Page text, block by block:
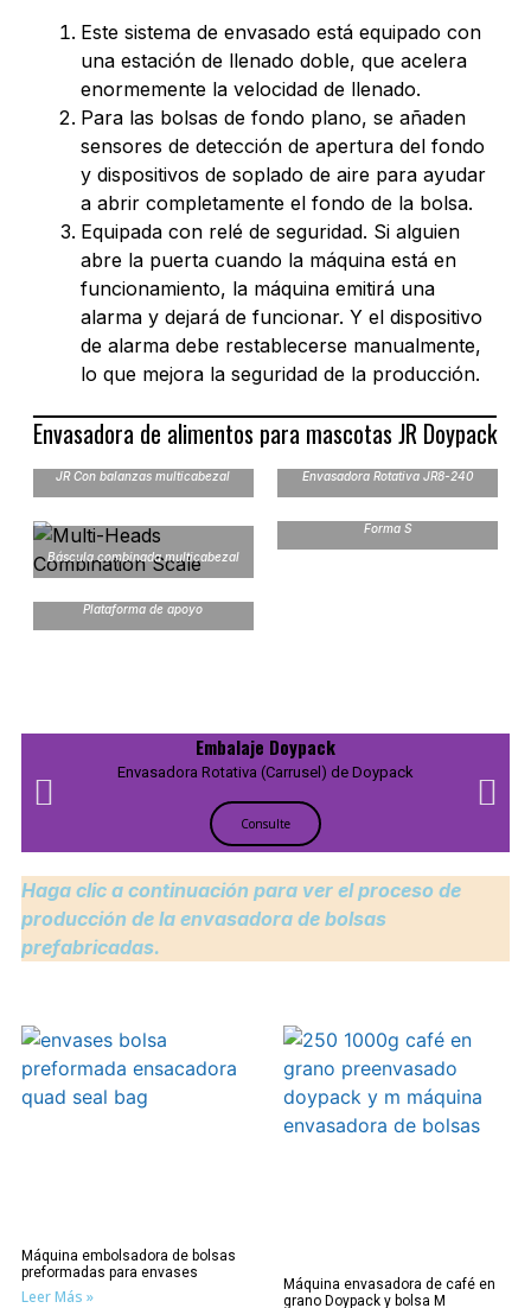
Este sistema de envasado está equipado con
una estación de llenado doble, que acelera
enormemente la velocidad de llenado.
Para las bolsas de fondo plano, se añaden
sensores de detección de apertura del fondo
y dispositivos de soplado de aire para ayudar
a abrir completamente el fondo de la bolsa.
Equipada con relé de seguridad. Si alguien
abre la puerta cuando la máquina está en
funcionamiento, la máquina emitirá una
alarma y dejará de funcionar. Y el dispositivo
de alarma debe restablecerse manualmente,
lo que mejora la seguridad de la producción.
Envasadora de alimentos para mascotas JR Doypack
JR Con balanzas multicabezal Envasadora Rotativa JR8-240
Báscula combinada multicabezal
Forma S
Plataforma de apoyo
Embalaje Doypack
Envasadora Rotativa (Carrusel) de Doypack
Consulte
Haga clic a continuación para ver el proceso de
producción de la envasadora de bolsas
prefabricadas.
Máquina embolsadora de bolsas
preformadas para envases
Leer Más »
Máquina envasadora de café en
grano Doypack y bolsa M